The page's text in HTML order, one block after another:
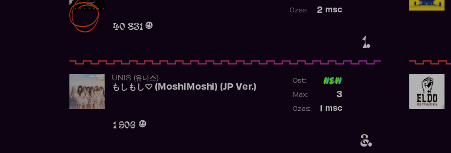
1.
40 831
2 msc
Czas:
3.
UNIS (유니스)
もしもし♡ (MoshiMoshi) (JP Ver.)
1 906
Ost:
3
Max:
msc
Czas: